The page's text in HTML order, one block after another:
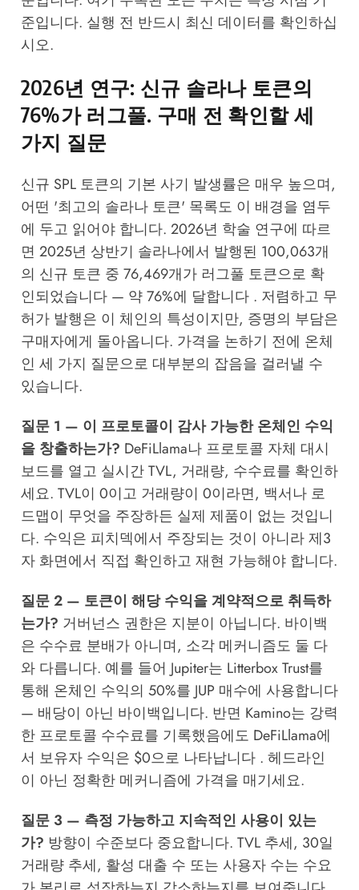
준입니다. 실행 전 반드시 최신 데이터를 확인하십
시오.
2026년 연구: 신규 솔라나 토큰의
76%가 러그풀. 구매 전 확인할 세
가지 질문
신규 SPL 토큰의 기본 사기 발생률은 매우 높으며,
어떤 '최고의 솔라나 토큰' 목록도 이 배경을 염두
에 두고 읽어야 합니다. 2026년 학술 연구에 따르
면 2025년 상반기 솔라나에서 발행된 100,063개
의 신규 토큰 중 76,469개가 러그풀 토큰으로 확
인되었습니다 — 약 76%에 달합니다 . 저렴하고 무
허가 발행은 이 체인의 특성이지만, 증명의 부담은
구매자에게 돌아옵니다. 가격을 논하기 전에 온체
인 세 가지 질문으로 대부분의 잡음을 걸러낼 수
있습니다.
질문 1 — 이 프로토콜이 감사 가능한 온체인 수익
을 창출하는가? DeFiLlama나 프로토콜 자체 대시
보드를 열고 실시간 TVL, 거래량, 수수료를 확인하
세요. TVL이 0이고 거래량이 0이라면, 백서나 로
드맵이 무엇을 주장하든 실제 제품이 없는 것입니
다. 수익은 피치덱에서 주장되는 것이 아니라 제3
자 화면에서 직접 확인하고 재현 가능해야 합니다.
질문 2 — 토큰이 해당 수익을 계약적으로 취득하
는가? 거버넌스 권한은 지분이 아닙니다. 바이백
은 수수료 분배가 아니며, 소각 메커니즘도 둘 다
와 다릅니다. 예를 들어 Jupiter는 Litterbox Trust를
통해 온체인 수익의 50%를 JUP 매수에 사용합니다
— 배당이 아닌 바이백입니다. 반면 Kamino는 강력
한 프로토콜 수수료를 기록했음에도 DeFiLlama에
서 보유자 수익은 $0으로 나타납니다 . 헤드라인
이 아닌 정확한 메커니즘에 가격을 매기세요.
질문 3 — 측정 가능하고 지속적인 사용이 있는
가? 방향이 수준보다 중요합니다. TVL 추세, 30일
거래량 추세, 활성 대출 수 또는 사용자 수는 수요